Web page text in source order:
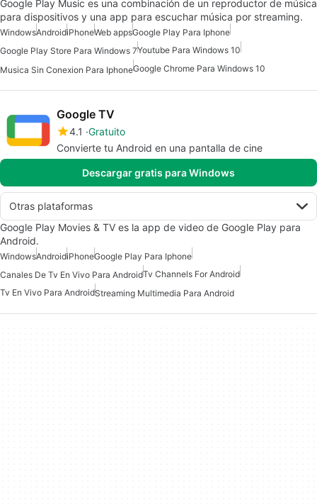
Google Play Music es una combinación de un reproductor de música
para dispositivos y una app para escuchar música por streaming.
WindowsAndroidiPhoneWeb appsGoogle Play Para Iphone
Google Play Store Para Windows 7Youtube Para Windows 10
Musica Sin Conexion Para IphoneGoogle Chrome Para Windows 10
Google TV
4.1 Gratuito
Convierte tu Android en una pantalla de cine
Descargar gratis para Windows
Otras plataformas
Google Play Movies & TV es la app de video de Google Play para
Android.
WindowsAndroidiPhoneGoogle Play Para Iphone
Canales De Tv En Vivo Para AndroidTv Channels For Android
Tv En Vivo Para AndroidStreaming Multimedia Para Android